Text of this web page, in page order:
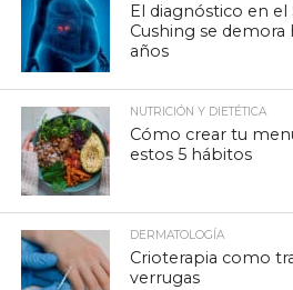
El diagnóstico en
Cushing se demora
años
NUTRICIÓN Y DIETÉTICA
Cómo crear tu
estos 5 hábitos
DERMATOLOGÍA
Crioterapia como
verrugas